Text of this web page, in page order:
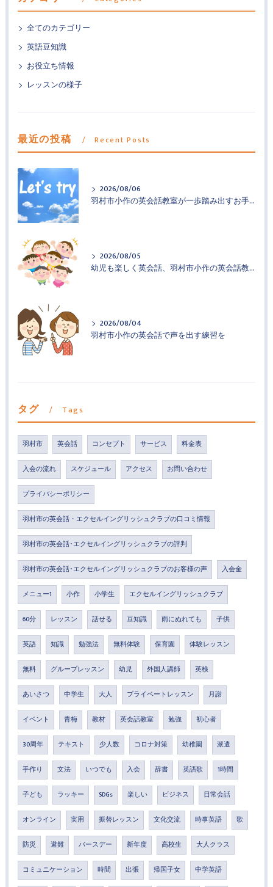
全てのカテゴリー
英語豆知識
お役立ち情報
レッスンの様子
最近の投稿 Recent Posts
2026/08/06
羽村市小作の英会話教室が一歩踏み出すお手伝い
2026/08/05
幼児も楽しく英会話、羽村市小作の英会話教室
2026/08/04
羽村市小作の英会話で声を出す練習を
タグ Tags
羽村市 英会話 コンセプト サービス 料金表
入会の流れ スケジュール アクセス お問い合わせ
プライバシーポリシー
羽村市の英会話・エクセルイングリッシュクラブの口コミ情報
羽村市の英会話･エクセルイングリッシュクラブの評判
羽村市の英会話･エクセルイングリッシュクラブのお客様の声 入会金
メニュー1 小作 小学生 エクセルイングリッシュクラブ
60分 レッスン 話せる 豆知識 雨にぬれても 子供
英語 知識 勉強法 無料体験 保育園 体験レッスン
無料 グループレッスン 幼児 外国人講師 英検
あいさつ 中学生 大人 プライベートレッスン 月謝
イベント 青梅 教材 英会話教室 勉強 初心者
30周年 テキスト 少人数 コロナ対策 幼稚園 派遣
手作り 文法 いつでも 入会 辞書 英語歌 1時間
子ども ラッキー SDGs 楽しい ビジネス 日常会話
オンライン 実用 振替レッスン 文化交流 時事英語 歌
防災 避難 バースデー 新年度 高校生 大人クラス
コミュニケーション 時間 出張 帰国子女 中学英語